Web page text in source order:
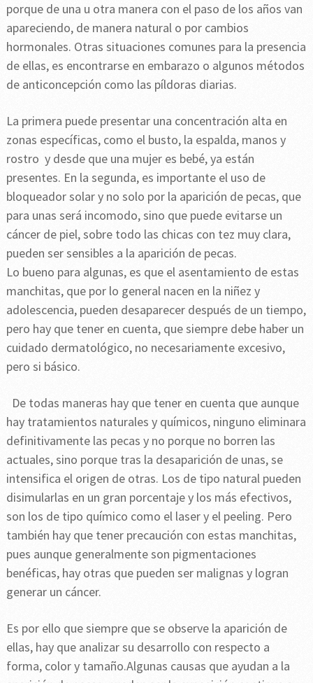
porque de una u otra manera con el paso de los años van
apareciendo, de manera natural o por cambios
hormonales. Otras situaciones comunes para la presencia
de ellas, es encontrarse en embarazo o algunos métodos
de anticoncepción como las píldoras diarias.
La primera puede presentar una concentración alta en
zonas específicas, como el busto, la espalda, manos y
rostro y desde que una mujer es bebé, ya están
presentes. En la segunda, es importante el uso de
bloqueador solar y no solo por la aparición de pecas, que
para unas será incomodo, sino que puede evitarse un
cáncer de piel, sobre todo las chicas con tez muy clara,
pueden ser sensibles a la aparición de pecas.
Lo bueno para algunas, es que el asentamiento de estas
manchitas, que por lo general nacen en la niñez y
adolescencia, pueden desaparecer después de un tiempo,
pero hay que tener en cuenta, que siempre debe haber un
cuidado dermatológico, no necesariamente excesivo,
pero si básico.
De todas maneras hay que tener en cuenta que aunque
hay tratamientos naturales y químicos, ninguno eliminara
definitivamente las pecas y no porque no borren las
actuales, sino porque tras la desaparición de unas, se
intensifica el origen de otras. Los de tipo natural pueden
disimularlas en un gran porcentaje y los más efectivos,
son los de tipo químico como el laser y el peeling. Pero
también hay que tener precaución con estas manchitas,
pues aunque generalmente son pigmentaciones
benéficas, hay otras que pueden ser malignas y logran
generar un cáncer.
Es por ello que siempre que se observe la aparición de
ellas, hay que analizar su desarrollo con respecto a
forma, color y tamaño.Algunas causas que ayudan a la